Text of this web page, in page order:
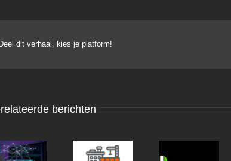
Deel dit verhaal, kies je platform!
berichten